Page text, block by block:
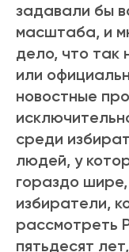
задавали бы
масштаба, и
дело, что так
или
новостные
среди
людей, у
гораздо
избиратели,
рассмотреть
пятьдесят